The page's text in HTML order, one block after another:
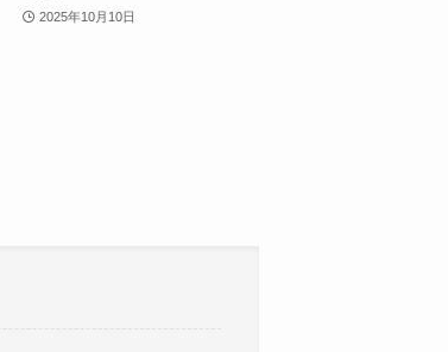
2025年10月10日